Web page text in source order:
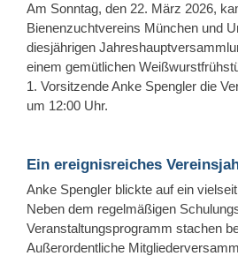
Am Sonntag, den 22. März 2026,
Bienenzuchtvereins München und
diesjährigen
einem gemütlichen
1. Vorsitzende Anke Spengler die
um 12:00 Uhr.
Ein ereignisreiches
Anke Spengler blickte auf ein
Neben dem regelmäßigen
Veranstaltungsprogramm stachen
Außerordentliche